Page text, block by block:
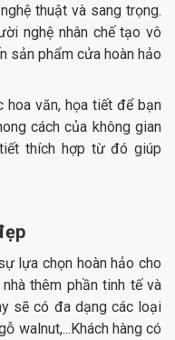
thuật và sang trọng.
nghệ nhân chế tạo vô
sản phẩm cửa hoàn hảo
hoa văn, họa tiết để bạn
cách của không gian
thích hợp từ đó giúp
lựa chọn hoàn hảo cho
thêm phần tinh tế và
sẽ có đa dạng các loại
walnut,...Khách hàng có